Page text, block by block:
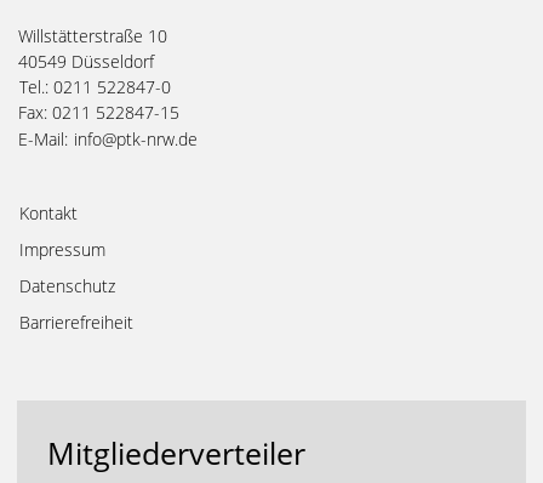
Willstätterstraße 10
40549 Düsseldorf
Tel.: 0211 522847-0
Fax: 0211 522847-15
E-Mail: info@ptk-nrw.de
Kontakt
Impressum
Datenschutz
Barrierefreiheit
Mitgliederverteiler